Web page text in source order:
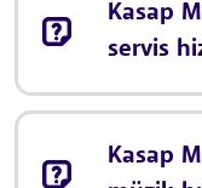
Kasap
servis
Kasap